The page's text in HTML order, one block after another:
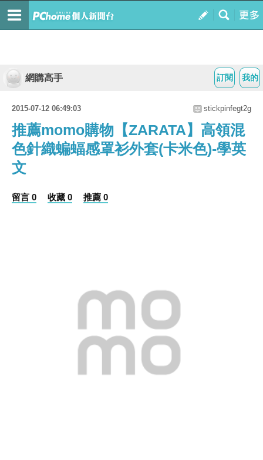
我的
訂閱
網購高手
2015-07-12 06:49:03 stickpinfegt2g
推薦momo購物【ZARATA】高領混
色針織蝙蝠感罩衫外套(卡米色)-學英
文
留言 0 收藏 0 推薦 0